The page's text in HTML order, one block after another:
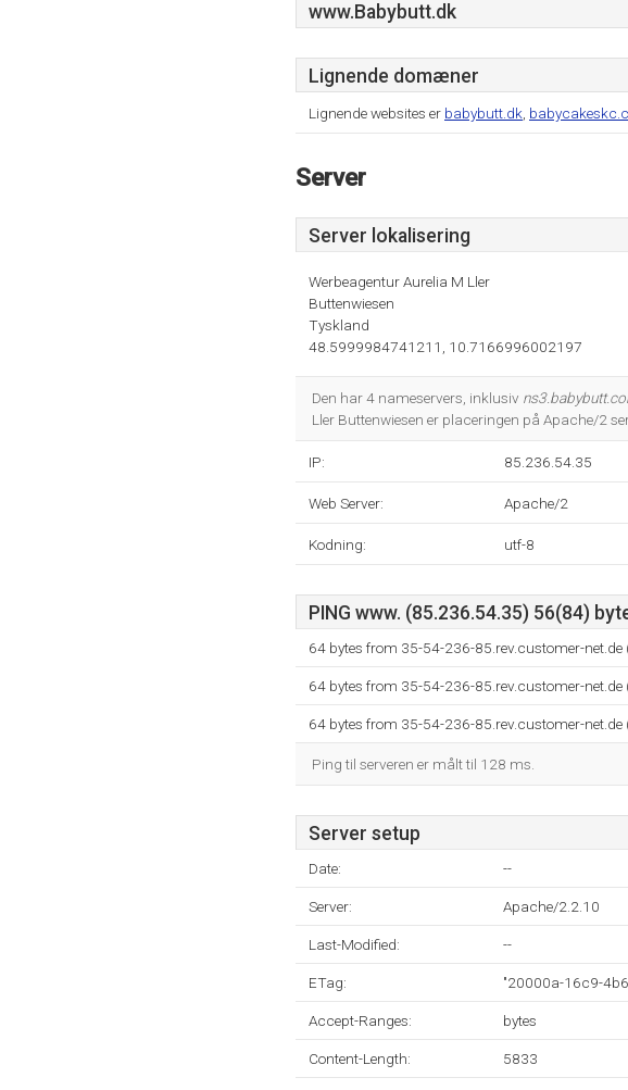
www.Babybutt.dk
Lignende domæner
Lignende websites er babybutt.dk
Server
Server lokalisering
Werbeagentur Aurelia M Ller
Buttenwiesen
Tyskland
48.5999984741211, 10.7166996002197
Den har 4 nameservers, inklusiv
Ller Buttenwiesen er placeringen på Apache/2
IP: 85.236.54.35
Web Server: Apache/2
Kodning: utf-8
PING www. (85.236.54.35) 56(84)
64 bytes from 35-54-236-85.rev.customer-
64 bytes from 35-54-236-85.rev.customer-
64 bytes from 35-54-236-85.rev.customer-
Ping til serveren er målt til 128 ms.
Server setup
Date: --
Server: Apache/2.2.10
Last-Modified: --
ETag: "20000a-16c9-
Accept-Ranges: bytes
Content-Length: 5833